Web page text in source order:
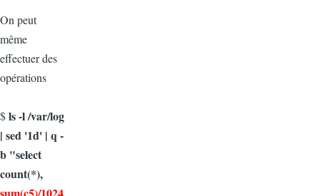
On peut
même
effectuer des
opérations
$ls -l /var/log
| sed '1d' | q -
b "select
count(*),